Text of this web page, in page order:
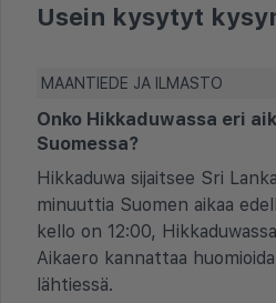
Usein kysytyt
MAANTIEDE JA ILMASTO
Onko Hikkaduwassa eri
Suomessa?
Hikkaduwa sijaitsee Sri
minuuttia Suomen aikaa
kello on 12:00,
Aikaero kannattaa
lähtiessä.